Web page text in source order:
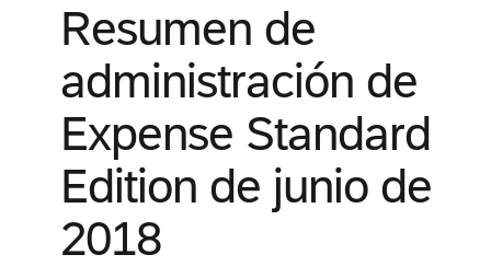
Resumen de
administración de
Expense Standard
Edition de junio de
2018